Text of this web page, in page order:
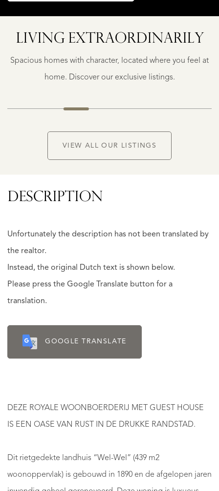
LIVING EXTRA­ORDINARILY
Spacious homes with character, located where you feel at
home. Discover our exclusive listings.
ROCKANJE
14
1.175.000
VIEW ALL OUR LISTINGS
DESCRIPTION
Unfortunately the description has not been translated by
the realtor.
Instead, the original Dutch text is shown below.
Please press the Google Translate button for a
translation.
GOOGLE TRANSLATE
DEZE ROYALE WOONBOERDERIJ MET GUEST HOUSE
IS EEN OASE VAN RUST IN DE DRUKKE RANDSTAD.
Dit rietgedekte landhuis “Wel-Wel” (439 m2
woonoppervlak) is gebouwd in 1890 en de afgelopen jaren